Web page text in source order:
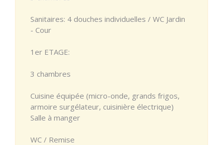
Sanitaires: 4 douches individuelles / WC Jardin
- Cour
1er ETAGE:
3 chambres
Cuisine équipée (micro-onde, grands frigos,
armoire surgélateur, cuisinière électrique)
Salle à manger
WC / Remise